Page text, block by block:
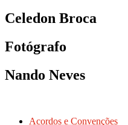
Celedon Broca
Fotógrafo
Nando Neves
Acordos e Convenções